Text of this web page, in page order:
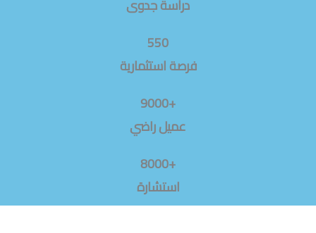
دراسة جدوى
550
فرصة استثمارية
+9000
عميل راضي
+8000
استشارة